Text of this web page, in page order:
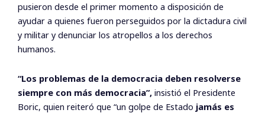
pusieron desde el primer momento a disposición de
ayudar a quienes fueron perseguidos por la dictadura civil
y militar y denunciar los atropellos a los derechos
humanos.
“Los problemas de la democracia deben resolverse
siempre con más democracia”, insistió el Presidente
Boric, quien reiteró que “un golpe de Estado jamás es